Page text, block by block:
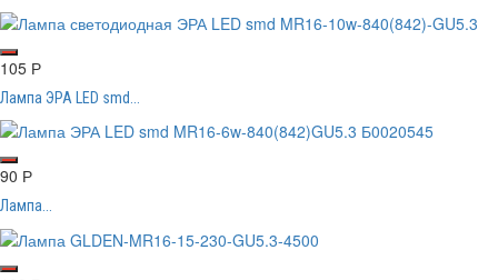
105 Р
Лампа ЭРА LED smd...
90 Р
Лампа...